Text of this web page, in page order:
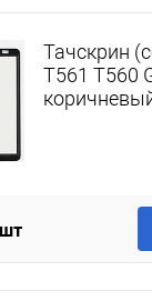
Тачскрин
T561 T560